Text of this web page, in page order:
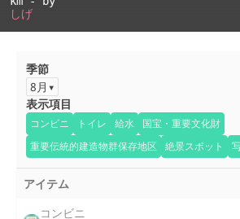
しげ
季節
8月
表示項目
コンビニ トイレ 給水
国宝・重要文化財
重要伝統的建造物群保存地区
絶景スポット
アイテム
コンビニ